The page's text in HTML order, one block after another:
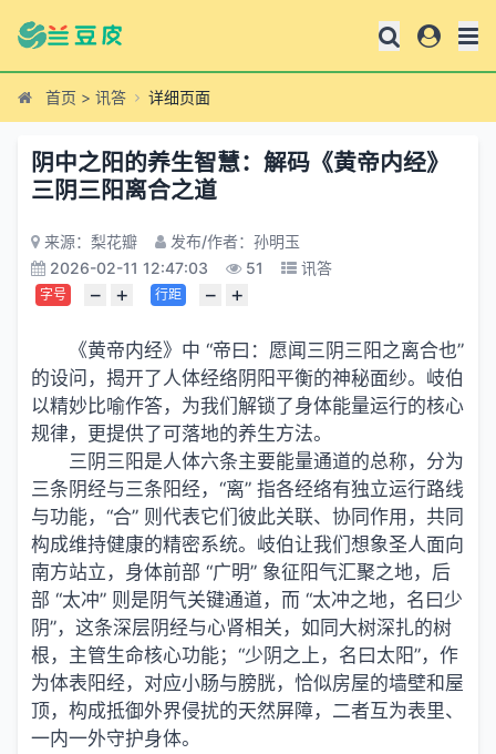
首页 > 讯答 详细页面
阴中之阳的养生智慧：解码《黄帝内经》
三阴三阳离合之道
来源：梨花瓣
发布/作者：孙明玉
2026-02-11 12:47:03
51 讯答
字号 − + 行距 − +
《黄帝内经》中 “帝曰：愿闻三阴三阳之离合也”
的设问，揭开了人体经络阴阳平衡的神秘面纱。岐伯
以精妙比喻作答，为我们解锁了身体能量运行的核心
规律，更提供了可落地的养生方法。
三阴三阳是人体六条主要能量通道的总称，分为
三条阴经与三条阳经，“离” 指各经络有独立运行路线
与功能，“合” 则代表它们彼此关联、协同作用，共同
构成维持健康的精密系统。岐伯让我们想象圣人面向
南方站立，身体前部 “广明” 象征阳气汇聚之地，后
部 “太冲” 则是阴气关键通道，而 “太冲之地，名曰少
阴”，这条深层阴经与心肾相关，如同大树深扎的树
根，主管生命核心功能；“少阴之上，名曰太阳”，作
为体表阳经，对应小肠与膀胱，恰似房屋的墙壁和屋
顶，构成抵御外界侵扰的天然屏障，二者互为表里、
一内一外守护身体。